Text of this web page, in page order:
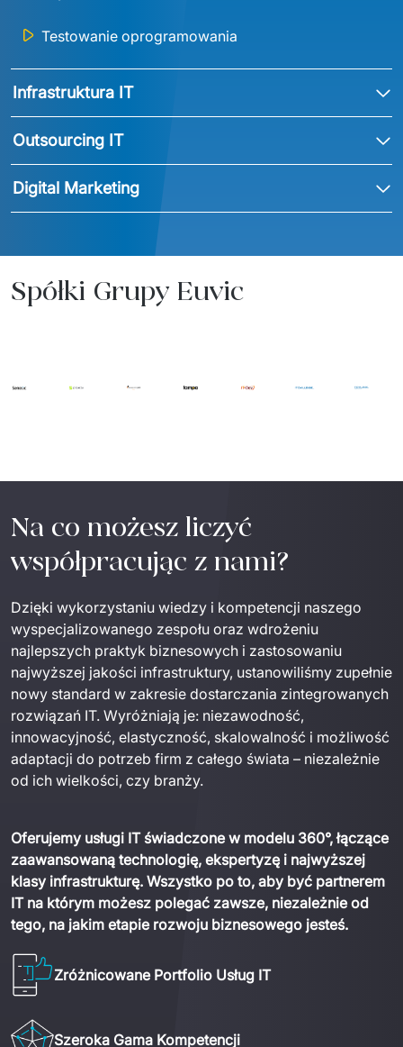
Testowanie oprogramowania
Infrastruktura IT
Outsourcing IT
Digital Marketing
Spółki Grupy Euvic
Na co możesz liczyć
współpracując z nami?
Dzięki wykorzystaniu wiedzy i kompetencji naszego
wyspecjalizowanego zespołu oraz wdrożeniu
najlepszych praktyk biznesowych i zastosowaniu
najwyższej jakości infrastruktury, ustanowiliśmy zupełnie
nowy standard w zakresie dostarczania zintegrowanych
rozwiązań IT. Wyróżniają je: niezawodność
innowacyjność, elastyczność, skalowalność i możliwość
adaptacji do potrzeb firm z całego świata – niezależnie
od ich wielkości, czy branży.
Oferujemy usługi IT świadczone w modelu 360°, łączące
zaawansowaną technologię, ekspertyzę i najwyższej
klasy infrastrukturę. Wszystko po to, aby być partnerem
IT na którym możesz polegać zawsze, niezależnie od
tego, na jakim etapie rozwoju biznesowego jesteś.
Zróżnicowane Portfolio Usług IT
Szeroka Gama Kompetencji